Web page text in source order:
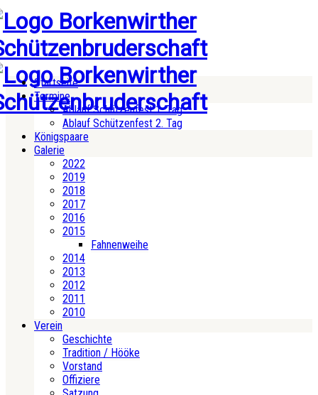
Startseite
Termine
Ablauf Schützenfest 1. Tag
Ablauf Schützenfest 2. Tag
Königspaare
Galerie
2022
2019
2018
2017
2016
2015
Fahnenweihe
2014
2013
2012
2011
2010
Verein
Geschichte
Tradition / Hööke
Vorstand
Offiziere